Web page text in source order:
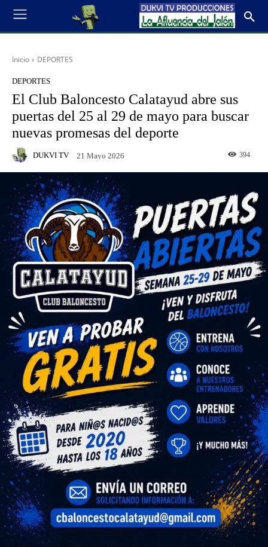
Inicio DEPORTES
DEPORTES
El Club Baloncesto Calatayud abre sus
puertas del 25 al 29 de mayo para buscar
nuevas promesas del deporte
DUKVI TV 21 Mayo 2026 394